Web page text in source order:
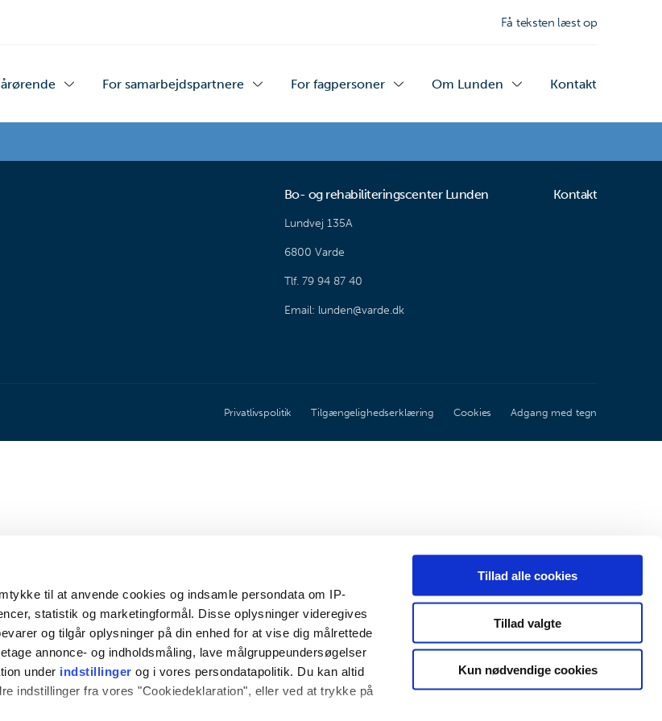
til at anvende cookies og indsamle persondata om IP-
statistik og marketingformål. Disse oplysninger videregives
og tilgår oplysninger på din enhed for at vise dig målrettede
annonce- og indholdsmåling, lave målgruppeundersøgelser
under indstillinger og i vores persondatapolitik. Du kan altid
indstillinger fra vores "Cookiedeklaration", eller ved at trykke på
Tillad alle cookies
Tillad valgte
Kun nødvendige cookies
Få teksten læst op
For samarbejdspartnere For fagpersoner Om Lunden Kontakt
Bo- og rehabiliteringscenter Lunden
Lundvej 135A
6800 Varde
Tlf. 79 94 87 40
Email: lunden@varde.dk
Kontakt
Privatlivspolitik Tilgængelighedserklæring Cookies Adgang med tegn